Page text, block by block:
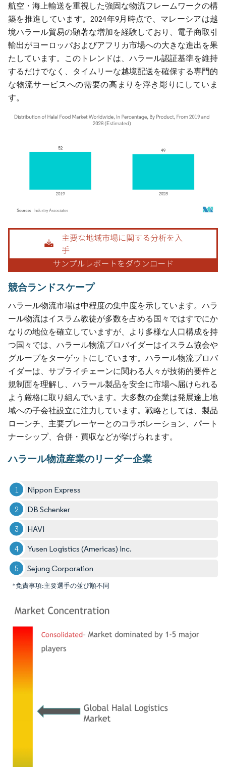
航空・海上輸送を重視した強固な物流フレームワークの構
築を推進しています。2024年9月時点で、マレーシアは越
境ハラール貿易の顕著な増加を経験しており、電子商取引
輸出がヨーロッパおよびアフリカ市場への大きな進出を果
たしています。このトレンドは、ハラール認証基準を維持
するだけでなく、タイムリーな越境配送を確保する専門的
な物流サービスへの需要の高まりを浮き彫りにしていま
す。
画像 © Mordor Intelligence。再利用にはCC BY 4.0の表示が必要です。
競合ランドスケープ
ハラール物流市場は中程度の集中度を示しています。ハラ
ール物流はイスラム教徒が多数を占める国々ではすでにか
なりの地位を確立していますが、より多様な人口構成を持
つ国々では、ハラール物流プロバイダーはイスラム協会や
グループをターゲットにしています。ハラール物流プロバ
イダーは、サプライチェーンに関わる人々が技術的要件と
規制面を理解し、ハラール製品を安全に市場へ届けられる
よう厳格に取り組んでいます。大多数の企業は発展途上地
域への子会社設立に注力しています。戦略としては、製品
ローンチ、主要プレーヤーとのコラボレーション、パート
ナーシップ、合併・買収などが挙げられます。
ハラール物流産業のリーダー企業
Nippon Express
DB Schenker
HAVI
Yusen Logistics (Americas) Inc.
Sejung Corporation
*免責事項:主要選手の並び順不同